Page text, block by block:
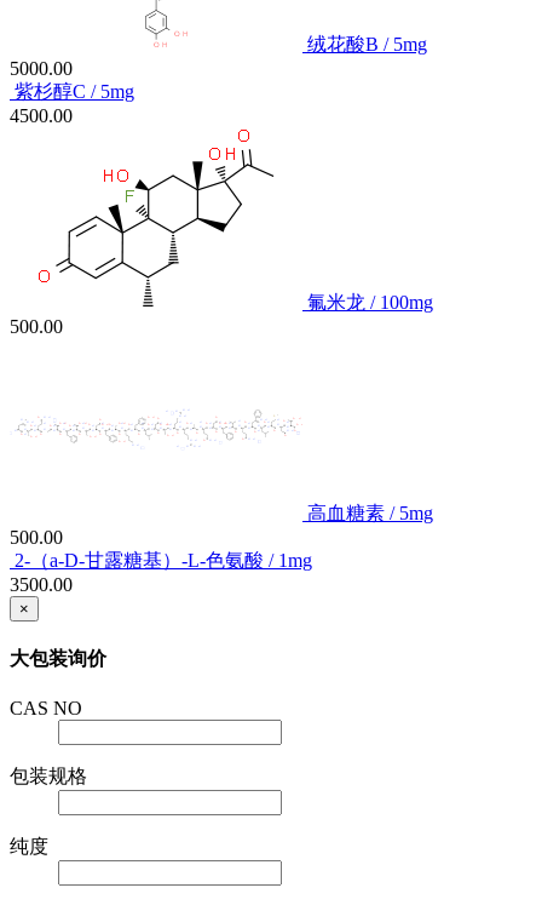
绒花酸B / 5mg
5000.00
紫杉醇C / 5mg
4500.00
氟米龙 / 100mg
500.00
高血糖素 / 5mg
500.00
2-（a-D-甘露糖基）-L-色氨酸 / 1mg
3500.00
×
大包装询价
CAS NO
包装规格
纯度